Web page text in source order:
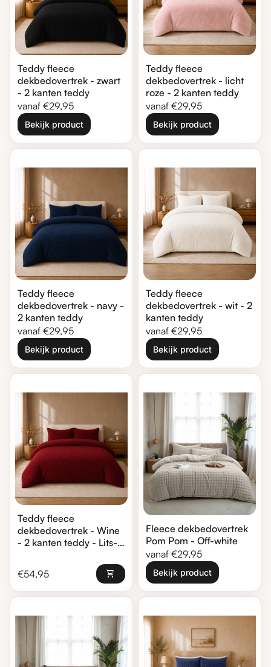
Teddy fleece
dekbedovertrek - zwart
- 2 kanten teddy
Normale prijs
vanaf €29,95
Bekijk product
Teddy fleece
dekbedovertrek - licht
roze - 2 kanten teddy
Normale prijs
vanaf €29,95
Bekijk product
Teddy fleece
dekbedovertrek - navy -
2 kanten teddy
Normale prijs
vanaf €29,95
Bekijk product
Teddy fleece
dekbedovertrek - wit - 2
kanten teddy
Normale prijs
vanaf €29,95
Bekijk product
Teddy fleece
dekbedovertrek - Wine
- 2 kanten teddy - Lits-
Normale prijs
€54,95 shopping_cart
Fleece dekbedovertrek
Pom Pom - Off-white
Normale prijs
vanaf €29,95
Bekijk product